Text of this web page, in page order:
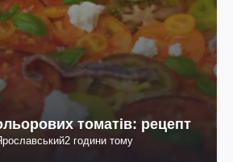
томатів: рецепт
2 години тому